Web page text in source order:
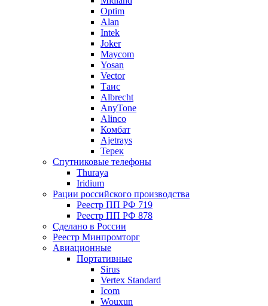
Optim
Alan
Intek
Joker
Maycom
Yosan
Vector
Таис
Albrecht
AnyTone
Alinco
Комбат
Ajetrays
Терек
Спутниковые телефоны
Thuraya
Iridium
Рации российского производства
Реестр ПП РФ 719
Реестр ПП РФ 878
Сделано в России
Реестр Минпромторг
Авиационные
Портативные
Sirus
Vertex Standard
Icom
Wouxun